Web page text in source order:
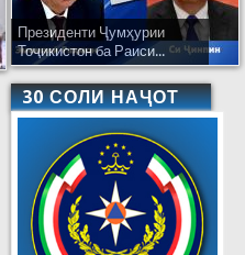
Президенти Ҷумҳурии
Тоҷикистон ба Раиси...
30 СОЛИ НАҶОТ